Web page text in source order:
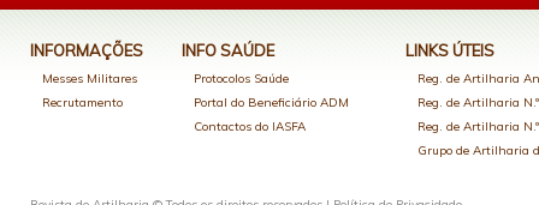
INFORMAÇÕES
Messes Militares
Recrutamento
INFO SAÚDE
Protocolos Saúde
Portal do Beneficiário ADM
Contactos do IASFA
LINKS ÚTEIS
Reg. de Artilharia
Reg. de Artilharia
Reg. de Artilharia
Grupo de Artilharia